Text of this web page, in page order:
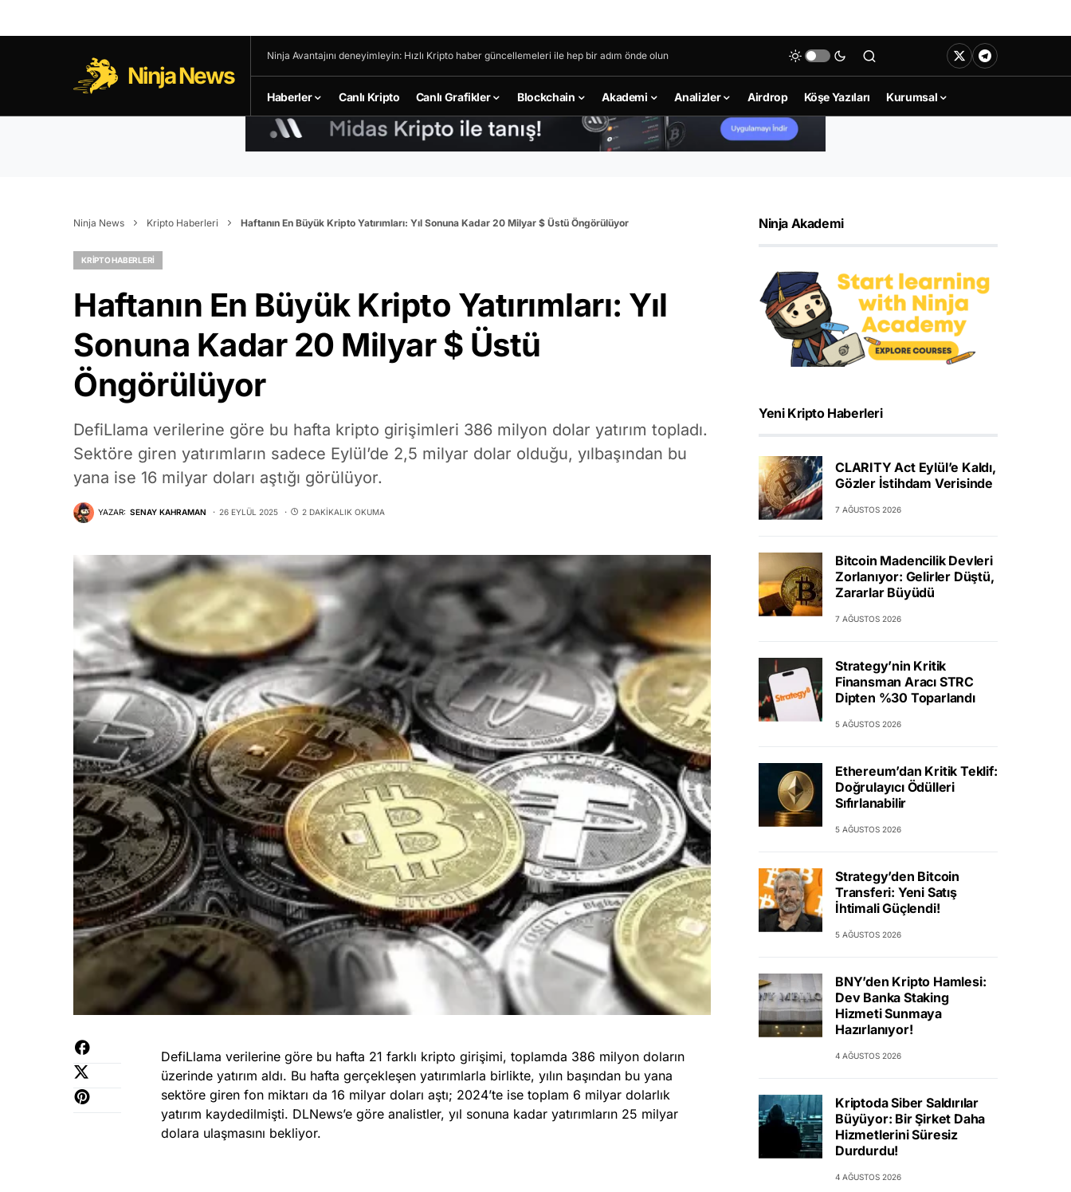
Ninja News
Ninja Avantajını deneyimleyin: Hızlı Kripto haber güncellemeleri ile hep bir adım önde olun
Haberler Canlı Kripto Canlı Grafikler Blockchain Akademi Analizler Airdrop Köşe Yazıları Kurumsal
Ninja News Kripto Haberleri Haftanın En Büyük Kripto Yatırımları: Yıl Sonuna Kadar 20 Milyar $ Üstü Öngörülüyor
KRIPTO HABERLERI
Haftanın En Büyük Kripto Yatırımları: Yıl
Sonuna Kadar 20 Milyar $ Üstü
Öngörülüyor
DefiLlama verilerine göre bu hafta kripto girişimleri 386 milyon dolar yatırım topladı.
Sektöre giren yatırımların sadece Eylül’de 2,5 milyar dolar olduğu, yılbaşından bu
yana ise 16 milyar doları aştığı görülüyor.
YAZAR: SENAY KAHRAMAN 26 EYLÜL 2025 2 DAKIKALIK OKUMA
DefiLlama verilerine göre bu hafta 21 farklı kripto girişimi, toplamda 386 milyon doların
üzerinde yatırım aldı. Bu hafta gerçekleşen yatırımlarla birlikte, yılın başından bu yana
sektöre giren fon miktarı da 16 milyar doları aştı; 2024’te ise toplam 6 milyar dolarlık
yatırım kaydedilmişti. DLNews’e göre analistler, yıl sonuna kadar yatırımların 25 milyar
dolara ulaşmasını bekliyor.
Ninja Akademi
Yeni Kripto Haberleri
CLARITY Act Eylül’e Kaldı,
Gözler İstihdam Verisinde
7 AĞUSTOS 2026
Bitcoin Madencilik Devleri
Zorlanıyor: Gelirler Düştü,
Zararlar Büyüdü
7 AĞUSTOS 2026
Strategy’nin Kritik
Finansman Aracı STRC
Dipten %30 Toparlandı
5 AĞUSTOS 2026
Ethereum’dan Kritik Teklif:
Doğrulayıcı Ödülleri
Sıfırlanabilir
5 AĞUSTOS 2026
Strategy’den Bitcoin
Transferi: Yeni Satış
İhtimali Güçlendi!
5 AĞUSTOS 2026
BNY’den Kripto Hamlesi:
Dev Banka Staking
Hizmeti Sunmaya
Hazırlanıyor!
4 AĞUSTOS 2026
Kriptoda Siber Saldırılar
Büyüyor: Bir Şirket Daha
Hizmetlerini Süresiz
Durdurdu!
4 AĞUSTOS 2026